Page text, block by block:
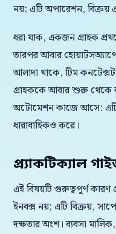
নয়; এটি অপারেশন, বিক্রয়
ধরা যাক, একজন গ্রাহক
তারপর আবার হোয়াটসঅ্যাপে
আলাদা থাকে, টিম
গ্রাহককে আবার শুরু থেকে
অটোমেশন কাজে আসে:
ধারাবাহিকও করে।
প্র্যাকটিক্যাল
এই বিষয়টি গুরুত্বপূর্ণ
ইনবক্স নয়; এটি বিক্রয়,
দক্ষতার অংশ। ব্যবসা